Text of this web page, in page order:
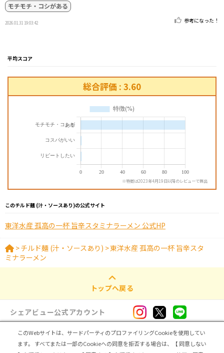
モチモチ・コシがある
2026.01.31 19:03:42 参考になった！
平均スコア
総合評価 : 3.60
※特徴は2023年4月19日以降のレビューで算出
このチルド麺 (汁・ソースあり)の公式サイト
東洋水産 孤高の一杯 旨辛スタミナラーメン 公式HP
>チルド麺 (汁・ソースあり) >東洋水産 孤高の一杯 旨辛スタ
ミナラーメン
トップへ戻る
シェアビュー公式アカウント
ログイン・新規登録
このWebサイトは、サードパーティのプロファイリングCookieを使用してい
ます。
すべてまたは一部のCookieへの同意を拒否する場合は、【 同意しない